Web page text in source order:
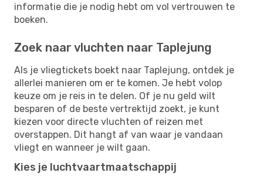
informatie die je nodig hebt om vol vertrouwen te
boeken.
Zoek naar vluchten naar Taplejung
Als je vliegtickets boekt naar Taplejung, ontdek je
allerlei manieren om er te komen. Je hebt volop
keuze om je reis in te delen. Of je nu geld wilt
besparen of de beste vertrektijd zoekt, je kunt
kiezen voor directe vluchten of reizen met
overstappen. Dit hangt af van waar je vandaan
vliegt en wanneer je wilt gaan.
Kies je luchtvaartmaatschappij